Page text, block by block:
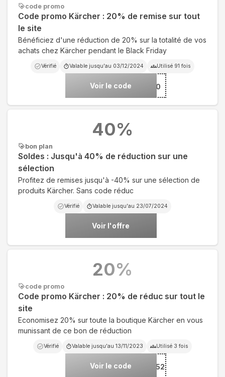
code promo
Code promo Kärcher : 20% de remise sur tout
le site
Bénéficiez d'une réduction de 20% sur la totalité de vos
achats chez Kärcher pendant le Black Friday
Vérifié Valable jusqu'au 03/12/2024 Utilisé 91 fois
Voir le code***BF20
bon plan
Soldes : Jusqu'à 40% de réduction sur une
sélection
Profitez de remises jusqu'à -40% sur une sélection de
produits Kärcher. Sans code réduc
Vérifié Valable jusqu'au 23/07/2024
Voir l'offre
40%
code promo
Code promo Kärcher : 20% de réduc sur tout le
site
Economisez 20% sur toute la boutique Kärcher en vous
munissant de ce bon de réduction
Vérifié Valable jusqu'au 13/11/2023 Utilisé 3 fois
Voir le code
***Z20%AKF208752
20%